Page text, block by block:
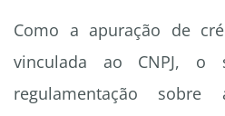
Como a apuração de
vinculada ao CNPJ, o
regulamentação